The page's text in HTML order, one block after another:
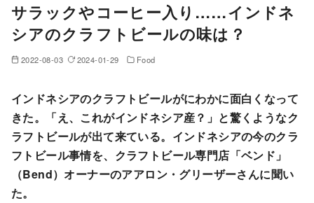
サラックやコーヒー入り……インドネ
シアのクラフトビールの味は？
2022-08-03 2024-01-29 Food
インドネシアのクラフトビールがにわかに面白くなって
きた。「え、これがインドネシア産？」と驚くようなク
ラフトビールが出て来ている。インドネシアの今のクラ
フトビール事情を、クラフトビール専門店「ベンド」
（Bend）オーナーのアアロン・グリーザーさんに聞い
た。